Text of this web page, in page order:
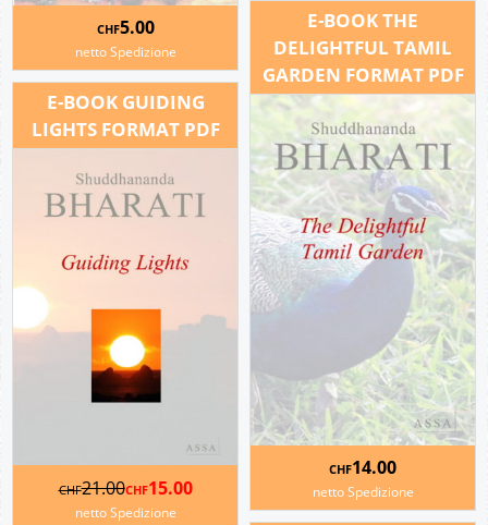
CHF5.00
netto Spedizione
E-BOOK THE
DELIGHTFUL TAMIL
GARDEN FORMAT PDF
CHF14.00
netto Spedizione
E-BOOK GUIDING
LIGHTS FORMAT PDF
CHF21.00CHF15.00
netto Spedizione